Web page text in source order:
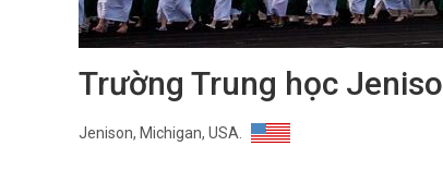
Trường Trung học
Jenison, Michigan, USA.